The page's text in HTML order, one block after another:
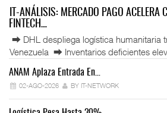
IT-ANÁLISIS: MERCADO PAGO ACELERA
FINTECH…
⮕ DHL despliega logística humanitaria
Venezuela ⮕ Inventarios deficientes elev
ANAM Aplaza Entrada En…
02-AGO-2026 BY IT-NETWORK